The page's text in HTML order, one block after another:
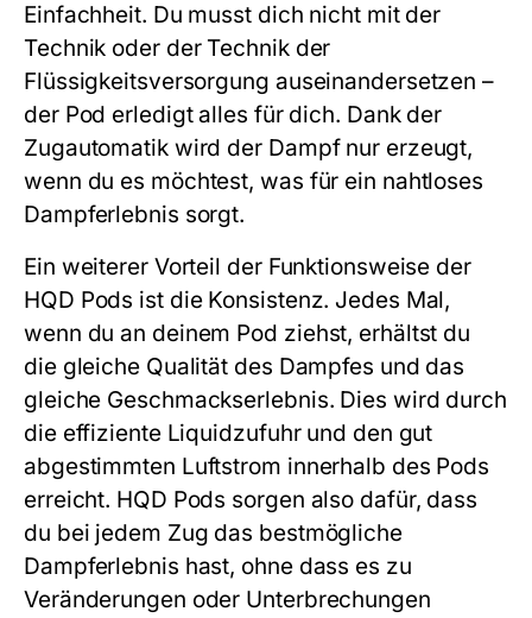
Einfachheit. Du musst dich nicht mit der
Technik oder der Technik der
Flüssigkeitsversorgung auseinandersetzen –
der Pod erledigt alles für dich. Dank der
Zugautomatik wird der Dampf nur erzeugt,
wenn du es möchtest, was für ein nahtloses
Dampferlebnis sorgt.
Ein weiterer Vorteil der Funktionsweise der
HQD Pods ist die Konsistenz. Jedes Mal,
wenn du an deinem Pod ziehst, erhältst du
die gleiche Qualität des Dampfes und das
gleiche Geschmackserlebnis. Dies wird durch
die effiziente Liquidzufuhr und den gut
abgestimmten Luftstrom innerhalb des Pods
erreicht. HQD Pods sorgen also dafür, dass
du bei jedem Zug das bestmögliche
Dampferlebnis hast, ohne dass es zu
Veränderungen oder Unterbrechungen